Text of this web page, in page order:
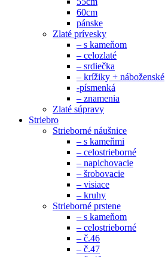
60cm
pánske
Zlaté prívesky
– s kameňom
– celozlaté
– srdiečka
– krížiky + náboženské
-písmenká
– znamenia
Zlaté súpravy
Striebro
Strieborné náušnice
– s kameňmi
– celostrieborné
– napichovacie
– šrobovacie
– visiace
– kruhy
Strieborné prstene
– s kameňom
– celostrieborné
– č.46
– č.47